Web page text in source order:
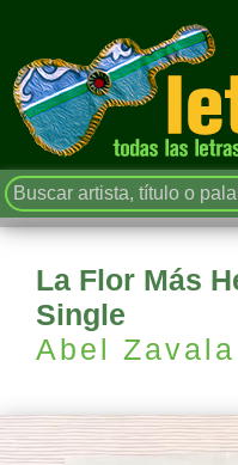
La Flor Más
Single
Abel Zavala